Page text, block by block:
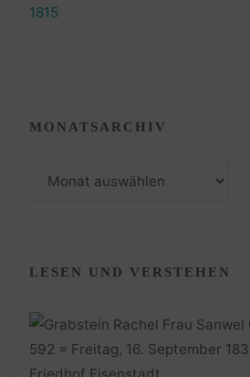
MONATSARCHIV
LESEN UND VERSTEHEN